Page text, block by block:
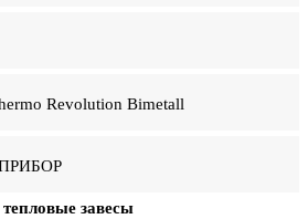
Revolution Bimetall
завесы